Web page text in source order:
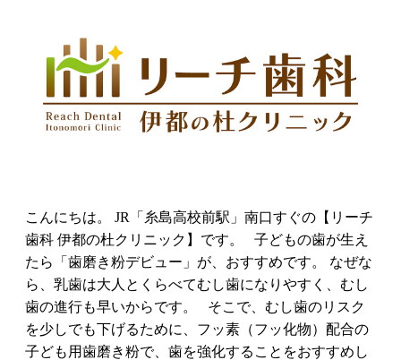
こんにちは。 JR「糸島高校前駅」南口すぐの【リーチ
歯科 伊都の杜クリニック】です。 子どもの歯が生え
たら「歯磨き粉デビュー」が、おすすめです。 なぜな
ら、乳歯は大人とくらべてむし歯になりやすく、むし
歯の進行も早いからです。 そこで、むし歯のリスク
を少しでも下げるために、フッ素（フッ化物）配合の
子ども用歯磨き粉で、歯を強化することをおすすめし